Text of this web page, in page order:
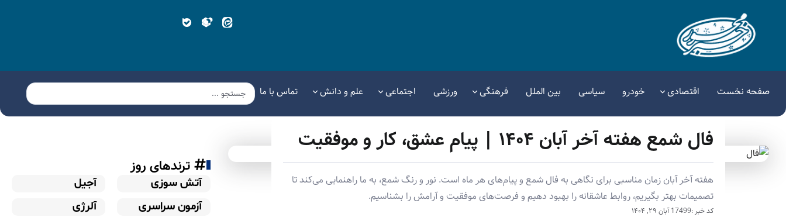
صفحه نخست اقتصادی خودرو سیاسی بین الملل فرهنگی ورزشی اجتماعی علم و دانش تماس با ما
فال شمع هفته آخر آبان ۱۴۰۴ | پیام عشق، کار و موفقیت
هفته آخر آبان زمان مناسبی برای نگاهی به فال شمع و پیام‌های هر ماه است. نور و رنگ شمع، به ما راهنمایی می‌کند تا
تصمیمات بهتر بگیریم، روابط عاشقانه را بهبود دهیم و فرصت‌های موفقیت و آرامش را بشناسیم.
کد خبر :17499 آبان ۲۹, ۱۴۰۴
ترندهای روز
آتش سوزی
آجیل
آزمون سراسری
آلرژی